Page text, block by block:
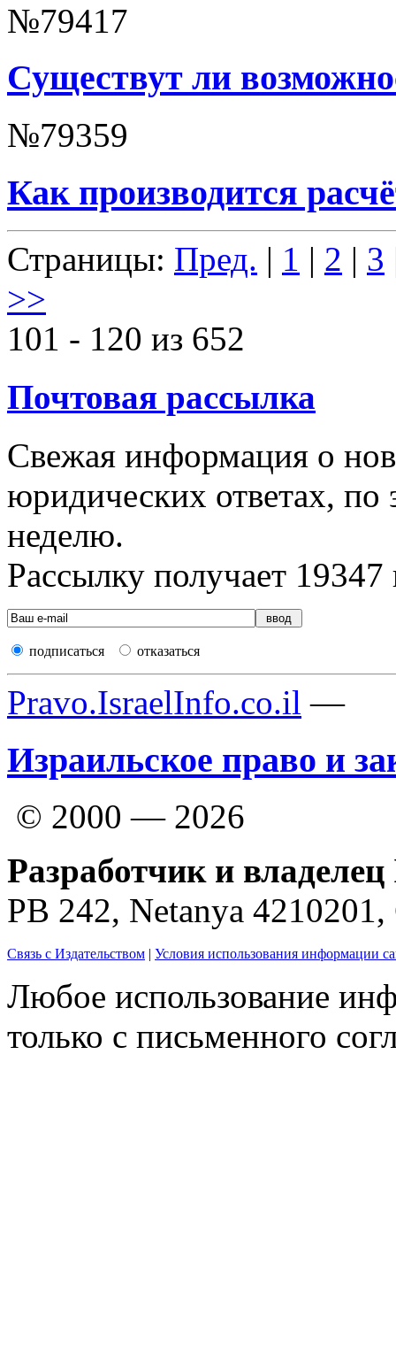
№79417
Существут ли
№79359
Как производится
Страницы: Пред. | 1 | 2 | 3
>>
101 - 120 из 652
Почтовая рассылка
Свежая информация о
юридических ответах, по
неделю.
Рассылку получает 19347
подписаться отказаться
Pravo.IsraelInfo.co.il —
Израильское право и
© 2000 — 2026
Разработчик и
PB 242, Netanya
Связь с Издательством Условия использования информации
Любое использование
только с письменного